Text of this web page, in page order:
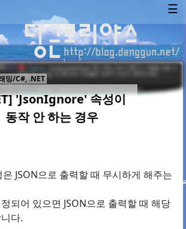
☰
밍/C#, .NET
'JsonIgnore' 속성이
동작 안 하는 경우
JSON으로 출력할 때 무시하게 해주는
되어 있으면 JSON으로 출력할 때 해당
다.